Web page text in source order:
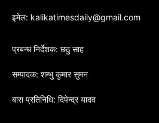
इमेल: kalikatimesdaily@gmail.com
प्रबन्ध निर्देशक: छठु साह
सम्पादक: शम्भु कुमार सुमन
बारा प्रतिनिधि: दिपेन्द्र यादव